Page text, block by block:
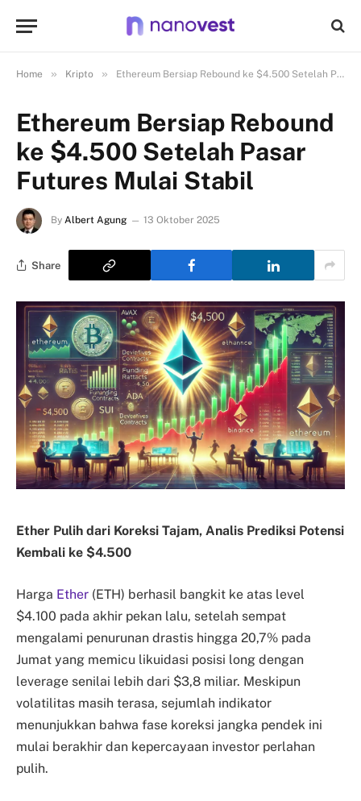
Home » Kripto » Ethereum Bersiap Rebound ke $4.500 Setelah Pasar Futures Mulai Stabil
Ethereum Bersiap Rebound
ke $4.500 Setelah Pasar
Futures Mulai Stabil
By Albert Agung 13 Oktober 2025
Share
Ether Pulih dari Koreksi Tajam, Analis Prediksi Potensi
Kembali ke $4.500
Harga Ether (ETH) berhasil bangkit ke atas level
$4.100 pada akhir pekan lalu, setelah sempat
mengalami penurunan drastis hingga 20,7% pada
Jumat yang memicu likuidasi posisi long dengan
leverage senilai lebih dari $3,8 miliar. Meskipun
volatilitas masih terasa, sejumlah indikator
menunjukkan bahwa fase koreksi jangka pendek ini
mulai berakhir dan kepercayaan investor perlahan
pulih.